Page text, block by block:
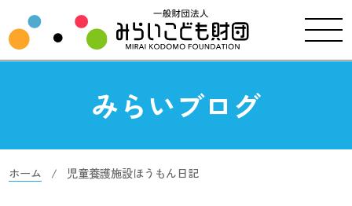
みらいブログ
ホーム 児童養護施設ほうもん日記